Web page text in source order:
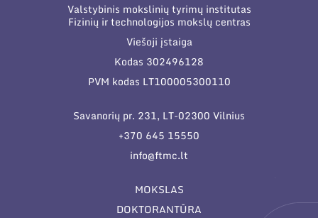
Valstybinis mokslinių tyrimų institutas
Fizinių ir technologijos mokslų centras
Viešoji įstaiga
Kodas 302496128
PVM kodas LT100005300110
Savanorių pr. 231, LT-02300 Vilnius
+370 645 15550
info@ftmc.lt
MOKSLAS
DOKTORANTŪRA